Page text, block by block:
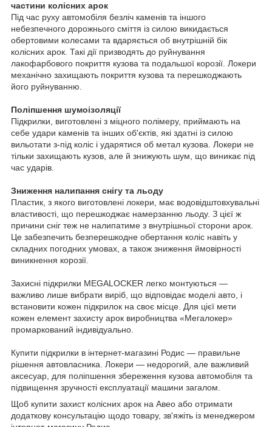
частини колісних арок
Під час руху автомобіля безліч каменів та іншого
небезпечного дорожнього сміття із силою викидається
обертовими колесами та вдаряється об внутрішній бік
колісних арок. Такі дії призводять до руйнування
лакофарбового покриття кузова та подальшої корозії. Локери
механічно захищають покриття кузова та перешкоджають
його руйнуванню.
Поліпшення шумоізоляції
Підкрилки, виготовлені з міцного полімеру, приймають на
себе удари каменів та інших об'єктів, які здатні із силою
вильотати з-під коліс і ударятися об метал кузова. Локери не
тільки захищають кузов, але й знижують шум, що виникає під
час ударів.
Зниження налипання снігу та льоду
Пластик, з якого виготовлені локери, має водовідштовхувальні
властивості, що перешкоджає намерзанню льоду. З цієї ж
причини сніг теж не налипатиме з внутрішньої сторони арок.
Це забезпечить безперешкодне обертання коліс навіть у
складних погодних умовах, а також зниження ймовірності
виникнення корозії.
Захисні підкрилки MEGALOCKER легко монтуються —
важливо лише вибрати виріб, що відповідає моделі авто, і
встановити кожен підкрилок на своє місце. Для цієї мети
кожен елемент захисту арок виробництва «Мегалокер»
промаркований індивідуально.
Купити підкрилки в інтернет-магазині Родис — правильне
рішення автовласника. Локери — недорогий, але важливий
аксесуар, для поліпшення збереження кузова автомобіля та
підвищення зручності експлуатації машини загалом.
Щоб купити захист колісних арок на Авео або отримати
додаткову консультацію щодо товару, зв'яжіть із менеджером